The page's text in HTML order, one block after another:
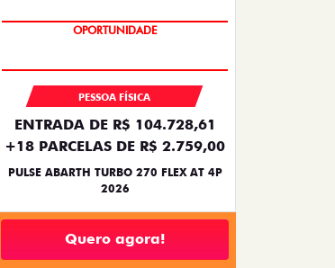
TAXA ZERO
PESSOA FÍSICA
ENTRADA DE R$ 104.728,61
+18 PARCELAS DE R$ 2.759,00
PULSE ABARTH TURBO 270 FLEX AT 4P
2026
Quero agora!